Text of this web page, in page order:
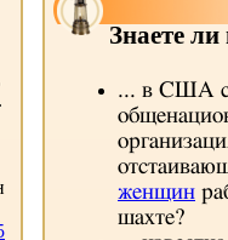
Знаете
... в США
женщин
шахте?